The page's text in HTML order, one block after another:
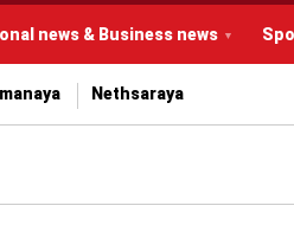
news & Business news
Nethsaraya